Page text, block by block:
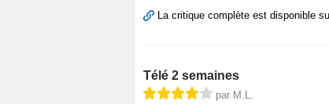
La critique complète est disponible
Télé 2 semaines
par M.L.